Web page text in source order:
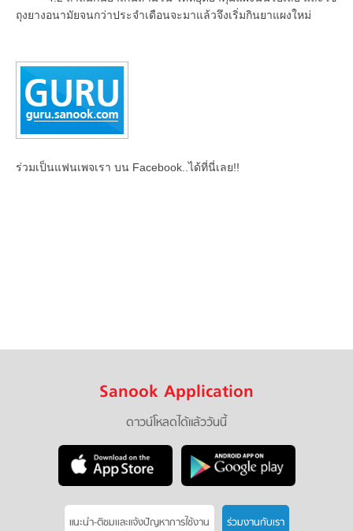
ถุงยางอนามัยจนกว่าประจำเดือนจะมาแล้วจึงเริ่มกินยาแผงใหม่
ร่วมเป็นแฟนเพจเรา บน Facebook..ได้ที่นี่เลย!!
Sanook Application
ดาวน์โหลดได้แล้ววันนี้
แนะนำ-ติชมเเละแจ้งปัญหาการใช้งาน ร่วมงานกับเรา